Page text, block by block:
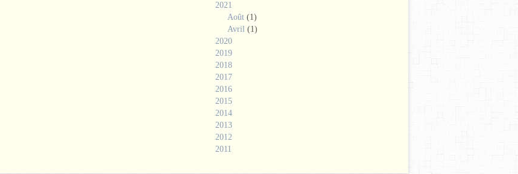
2021
Août (1)
Avril (1)
2020
2019
2018
2017
2016
2015
2014
2013
2012
2011